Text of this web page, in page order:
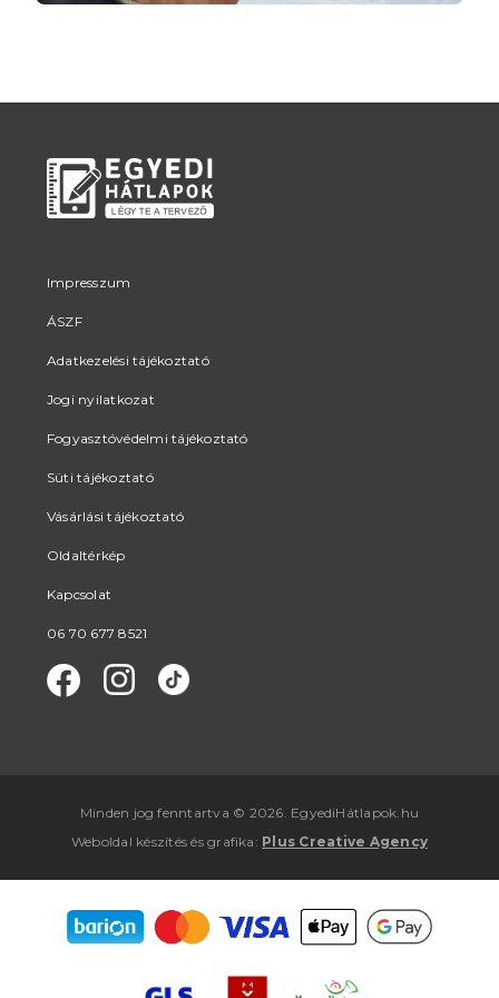
Impresszum
ÁSZF
Adatkezelési tájékoztató
Jogi nyilatkozat
Fogyasztóvédelmi tájékoztató
Süti tájékoztató
Vásárlási tájékoztató
Oldaltérkép
Kapcsolat
06 70 677 8521
Minden jog fenntartva © 2026. EgyediHátlapok.hu
Weboldal készítés ésgrafika : Plus Creative Agency